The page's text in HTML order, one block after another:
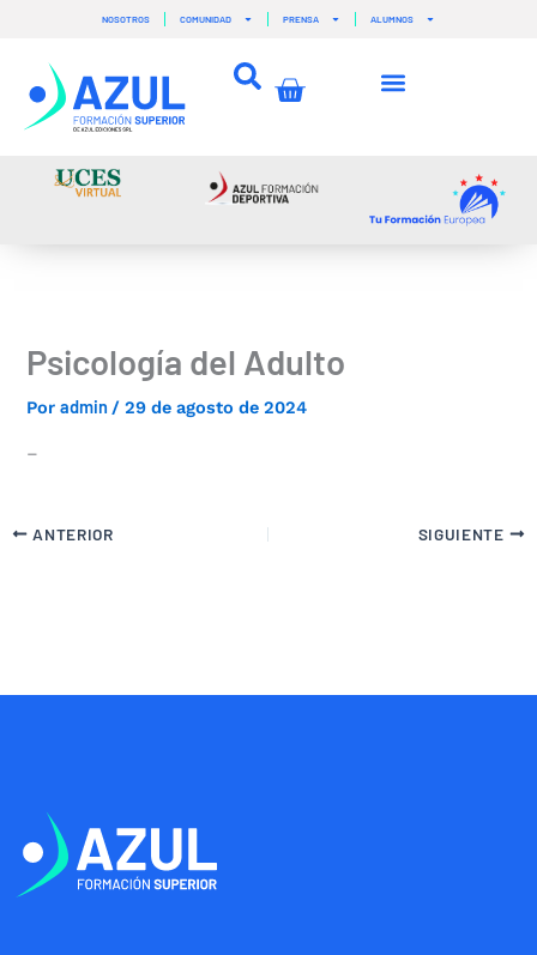
contenido
NOSOTROS COMUNIDAD PRENSA ALUMNOS
Carrito
Psicología del Adulto
Poradmin /29 de agosto de 2024
–
ANTERIOR SIGUIENTE